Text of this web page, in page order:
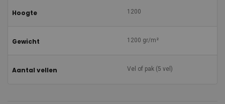
Hoogte 1200
Gewicht 1200 gr/m²
Aantal vellen Vel of pak (5 vel)